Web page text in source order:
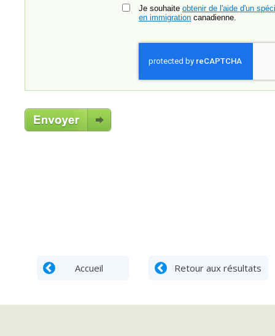
Je souhaite obtenir de l'aide d'un
en immigration canadienne.
Accueil Retour aux résultats